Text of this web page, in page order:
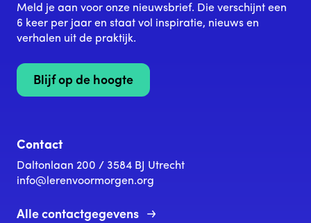
Meld je aan voor onze nieuwsbrief. Die verschijnt een
6 keer per jaar en staat vol inspiratie, nieuws en
verhalen uit de praktijk.
Blijf op de hoogte
Contact
Daltonlaan 200 / 3584 BJ Utrecht
info@lerenvoormorgen.org
Alle contactgegevens